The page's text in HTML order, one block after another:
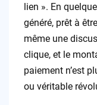
lien ». En
généré, prêt à
même une
clique, et le
paiement n’est
ou véritable